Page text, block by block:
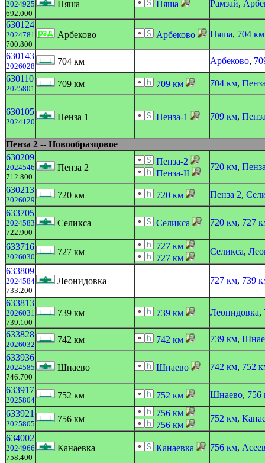
2024925
692.000
Пяша Пяша Рамзай,
630124
2024781
700.800
Арбеково Арбеково Пяша, 704 км
630143
2026028 704 км Арбеково,
630110
2025801 709 км 709 км 704 км,
630105
2024120 Пенза 1 Пенза-1 709 км,
Пенза 2 -- Новообразцовое
630209
2024546
712.800
Пенза 2
Пенза-2
Пенза-II
720 км,
630213
2026029 720 км 720 км Пенза 2,
633705
2024583
722.900
Селикса Селикса 720 км, 727
633716
2026030 727 км
727 км
727 км
Селикса,
633809
2024584
733.200
Леонидовка 727 км, 739
633813
2026031
739.100
739 км 739 км Леонидовка,
633828
2026032 742 км 742 км 739 км,
633936
2024585
746.700
Шнаево Шнаево 742 км, 752
633917
2025804 752 км 752 км Шнаево, 756
633921
2025805 756 км
756 км
756 км
752 км,
634002
2024966
758.400
Канаевка Канаевка 756 км,